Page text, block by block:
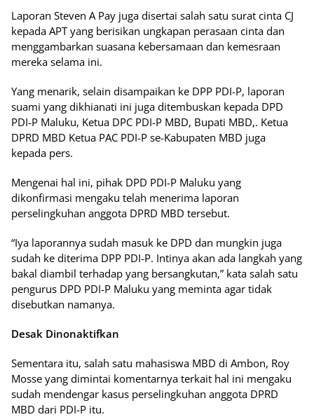
Laporan Steven A Pay juga disertai salah satu surat cinta CJ
kepada APT yang berisikan ungkapan perasaan cinta dan
menggambarkan suasana kebersamaan dan kemesraan
mereka selama ini.
Yang menarik, selain disampaikan ke DPP PDI-P, laporan
suami yang dikhianati ini juga ditembuskan kepada DPD
PDI-P Maluku, Ketua DPC PDI-P MBD, Bupati MBD,. Ketua
DPRD MBD Ketua PAC PDI-P se-Kabupaten MBD juga
kepada pers.
Mengenai hal ini, pihak DPD PDI-P Maluku yang
dikonfirmasi mengaku telah menerima laporan
perselingkuhan anggota DPRD MBD tersebut.
“Iya laporannya sudah masuk ke DPD dan mungkin juga
sudah ke diterima DPP PDI-P. Intinya akan ada langkah yang
bakal diambil terhadap yang bersangkutan,” kata salah satu
pengurus DPD PDI-P Maluku yang meminta agar tidak
disebutkan namanya.
Desak Dinonaktifkan
Sementara itu, salah satu mahasiswa MBD di Ambon, Roy
Mosse yang dimintai komentarnya terkait hal ini mengaku
sudah mendengar kasus perselingkuhan anggota DPRD
MBD dari PDI-P itu.